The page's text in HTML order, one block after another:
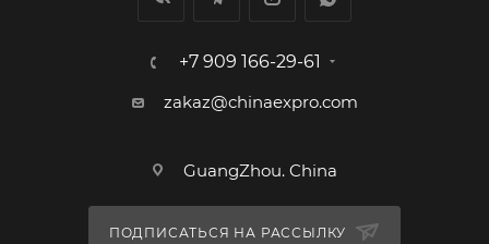
+7 909 166-29-61
zakaz@chinaexpro.com
GuangZhou. China
ПОДПИСАТЬСЯ НА РАССЫЛКУ